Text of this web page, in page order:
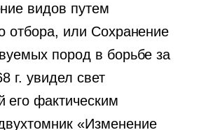
видов путем
отбора, или Сохранение
пород в борьбе за
г. увидел свет
фактическим
«Изменение